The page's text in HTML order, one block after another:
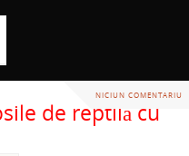
NICIUN COMENTARIU
de reptilă cu